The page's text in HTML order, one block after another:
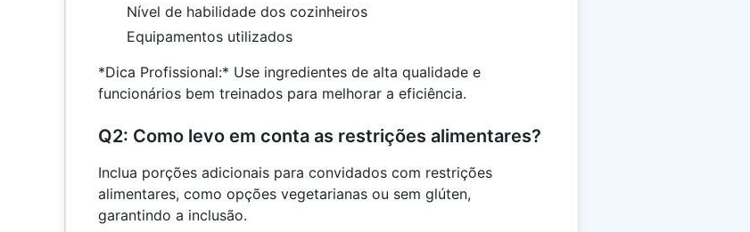
Nível de habilidade dos cozinheiros
Equipamentos utilizados
*Dica Profissional:* Use ingredientes de alta qualidade e
funcionários bem treinados para melhorar a eficiência.
Q2: Como levo em conta as restrições alimentares?
Inclua porções adicionais para convidados com restrições
alimentares, como opções vegetarianas ou sem glúten,
garantindo a inclusão.